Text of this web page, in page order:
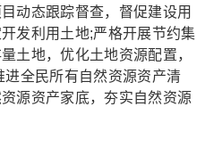
动态跟踪督查，督促建设用
发利用土地;严格开展节约集
土地，优化土地资源配置，
全民所有自然资源资产清
源资产家底，夯实自然资源